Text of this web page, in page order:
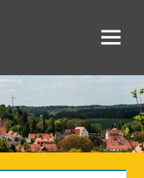
Menü